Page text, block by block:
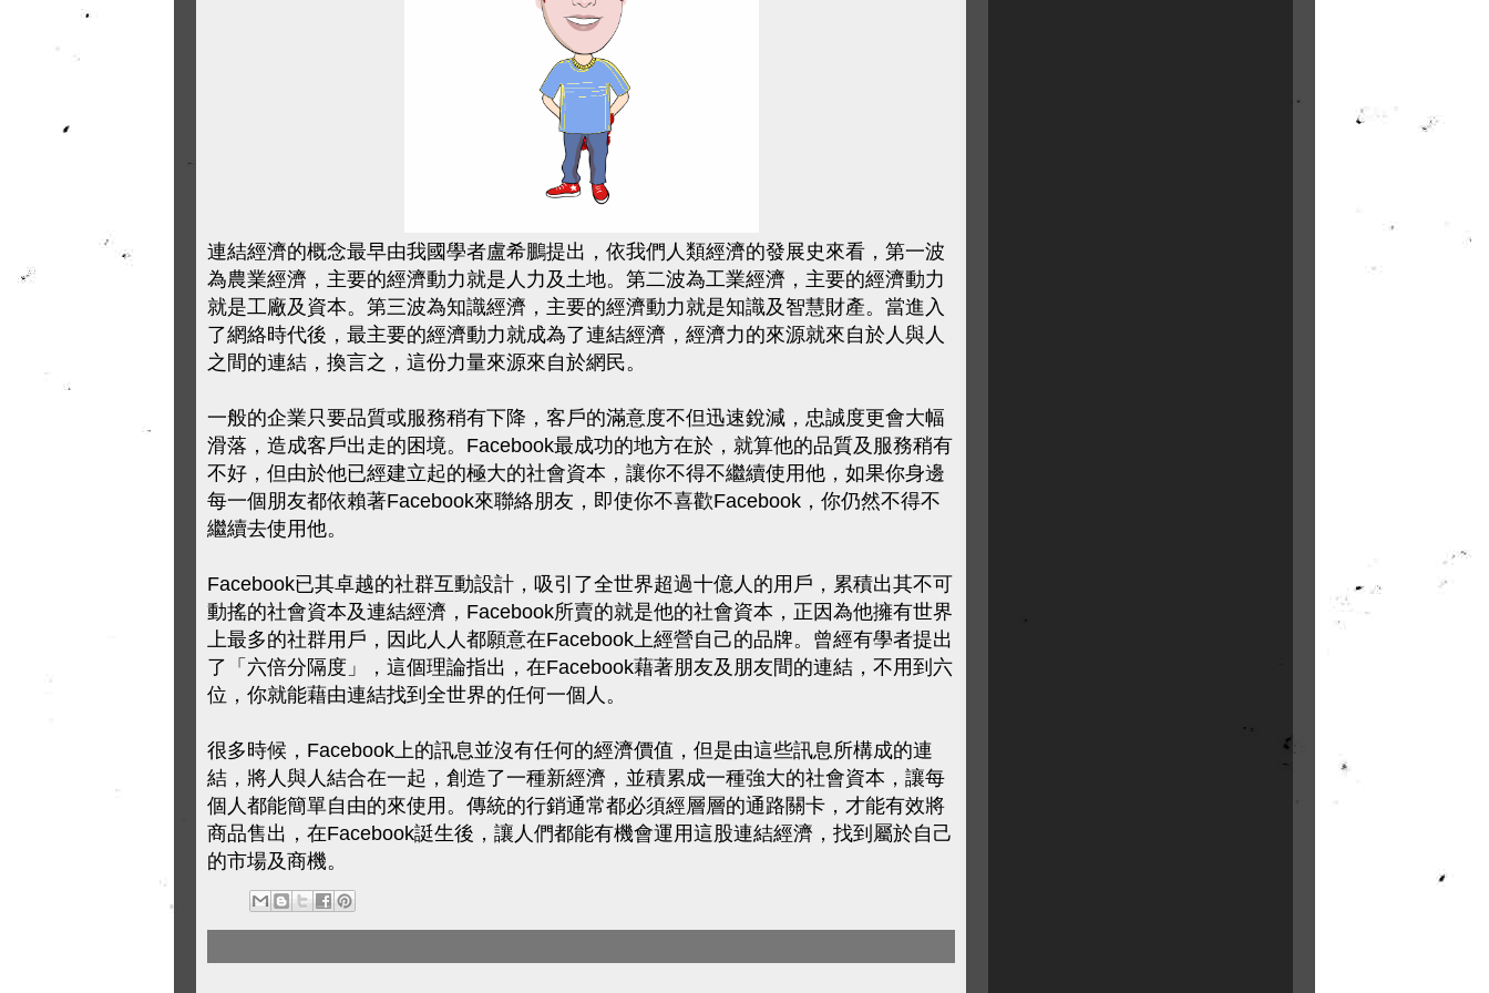
連結經濟的概念最早由我國學者盧希鵬提出，依我們人類經濟的發展史來看，第一波
為農業經濟，主要的經濟動力就是人力及土地。第二波為工業經濟，主要的經濟動力
就是工廠及資本。第三波為知識經濟，主要的經濟動力就是知識及智慧財產。當進入
了網絡時代後，最主要的經濟動力就成為了連結經濟，經濟力的來源就來自於人與人
之間的連結，換言之，這份力量來源來自於網民。
一般的企業只要品質或服務稍有下降，客戶的滿意度不但迅速銳減，忠誠度更會大幅
滑落，造成客戶出走的困境。Facebook最成功的地方在於，就算他的品質及服務稍有
不好，但由於他已經建立起的極大的社會資本，讓你不得不繼續使用他，如果你身邊
每一個朋友都依賴著Facebook來聯絡朋友，即使你不喜歡Facebook，你仍然不得不
繼續去使用他。
Facebook已其卓越的社群互動設計，吸引了全世界超過十億人的用戶，累積出其不可
動搖的社會資本及連結經濟，Facebook所賣的就是他的社會資本，正因為他擁有世界
上最多的社群用戶，因此人人都願意在Facebook上經營自己的品牌。曾經有學者提出
了「六倍分隔度」，這個理論指出，在Facebook藉著朋友及朋友間的連結，不用到六
位，你就能藉由連結找到全世界的任何一個人。
很多時候，Facebook上的訊息並沒有任何的經濟價值，但是由這些訊息所構成的連
結，將人與人結合在一起，創造了一種新經濟，並積累成一種強大的社會資本，讓每
個人都能簡單自由的來使用。傳統的行銷通常都必須經層層的通路關卡，才能有效將
商品售出，在Facebook誔生後，讓人們都能有機會運用這股連結經濟，找到屬於自己
的市場及商機。